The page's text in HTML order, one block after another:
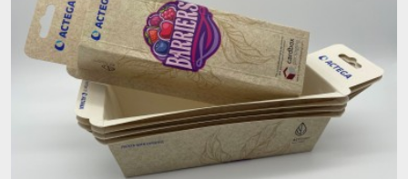
FoodSafe
MotionCoat